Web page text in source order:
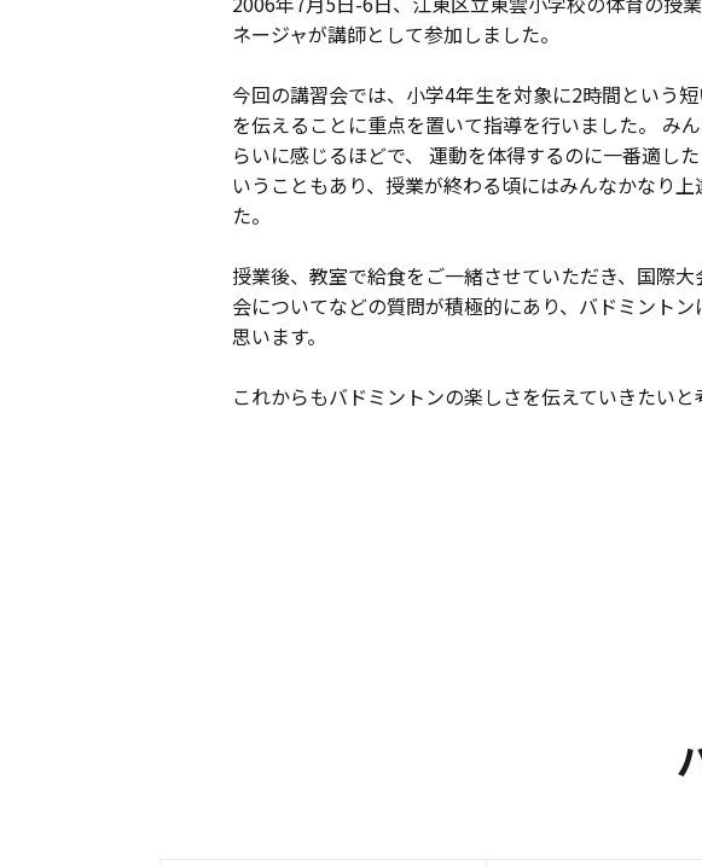
ネージャが講師として参加しました。
今回の講習会では、小学4年生を対象に2時間という
を伝えることに重点を置いて指導を行いました。 み
らいに感じるほどで、 運動を体得するのに一番適し
いうこともあり、授業が終わる頃にはみんなかなり
た。
授業後、教室で給食をご一緒させていただき、国際
会についてなどの質問が積極的にあり、バドミント
思います。
これからもバドミントンの楽しさを伝えていきたいと